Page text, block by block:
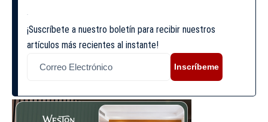
¡Suscríbete a nuestro boletín para recibir nuestros
artículos más recientes al instante!
Inscríbeme